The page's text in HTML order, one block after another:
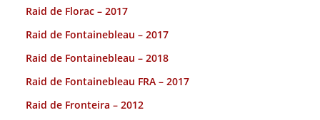
Raid de Florac – 2017
Raid de Fontainebleau – 2017
Raid de Fontainebleau – 2018
Raid de Fontainebleau FRA – 2017
Raid de Fronteira – 2012